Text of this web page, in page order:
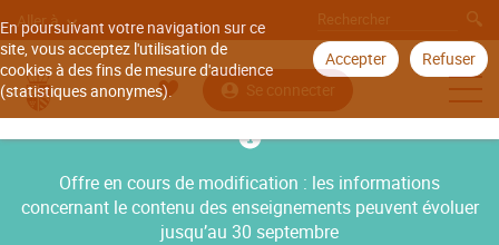
En poursuivant votre navigation sur ce
site, vous acceptez l'utilisation de
cookies à des fins de mesure d'audience
(statistiques anonymes).
Accepter Refuser
Aller à
Se connecter
Offre en cours de modification : les informations
concernant le contenu des enseignements peuvent évoluer
jusqu’au 30 septembre